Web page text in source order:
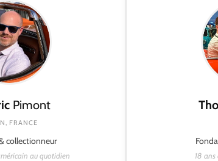
Pimont
FRANCE
collectionneur
au quotidien 18